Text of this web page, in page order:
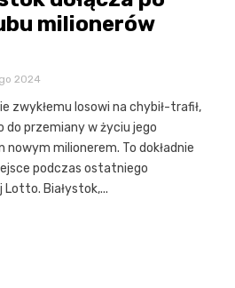
milionerów
2024
zwykłemu losowi na chybił-trafił,
do przemiany w życiu jego
nowym milionerem. To dokładnie
podczas ostatniego
Lotto. Białystok,...